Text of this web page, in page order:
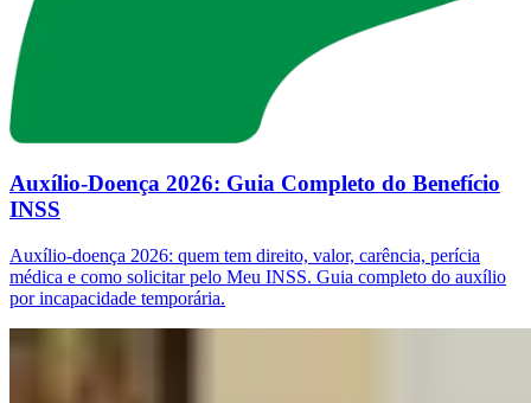
Auxílio-Doença 2026: Guia Completo do Benefício
INSS
Auxílio-doença 2026: quem tem direito, valor, carência, perícia
médica e como solicitar pelo Meu INSS. Guia completo do auxílio
por incapacidade temporária.